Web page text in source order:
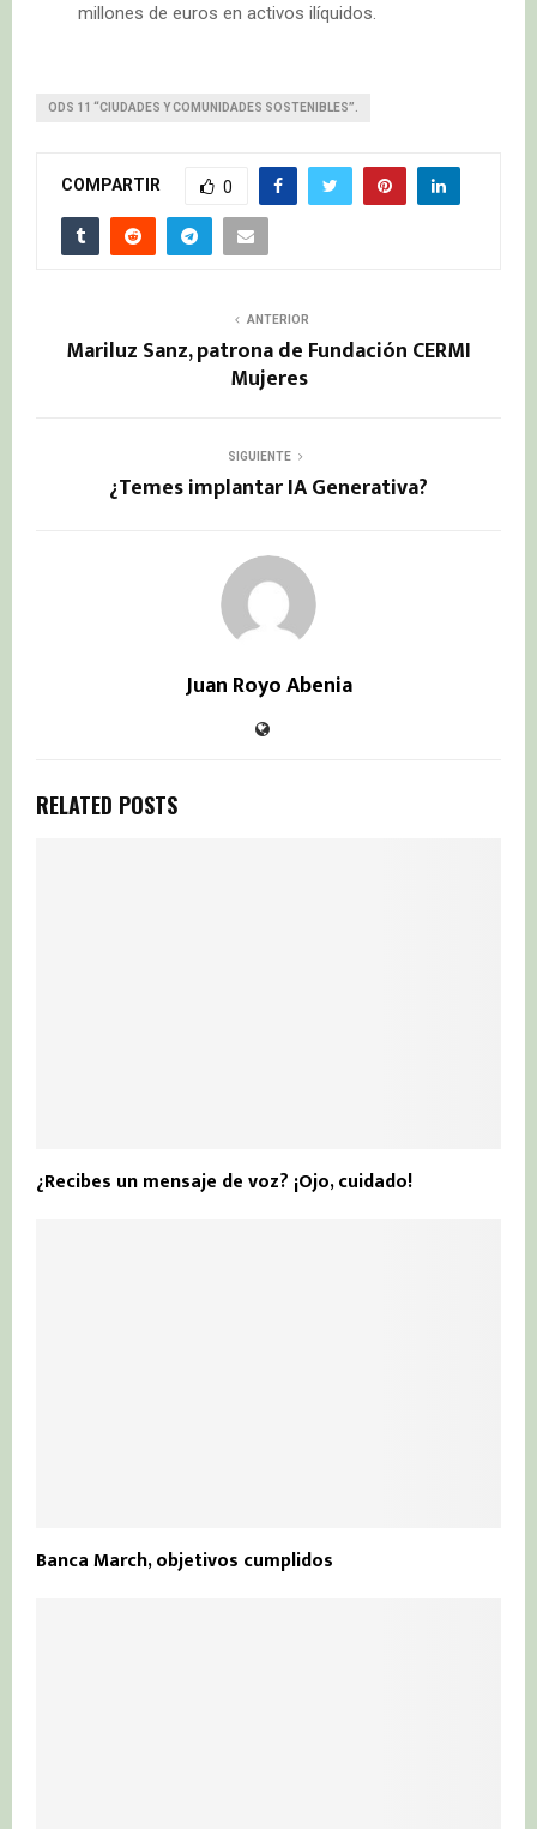
millones de euros en activos ilíquidos.
ODS 11 “CIUDADES Y COMUNIDADES SOSTENIBLES”.
COMPARTIR 0
ANTERIOR
Mariluz Sanz, patrona de Fundación CERMI
Mujeres
SIGUIENTE
¿Temes implantar IA Generativa?
Juan Royo Abenia
RELATED POSTS
¿Recibes un mensaje de voz? ¡Ojo, cuidado!
Banca March, objetivos cumplidos